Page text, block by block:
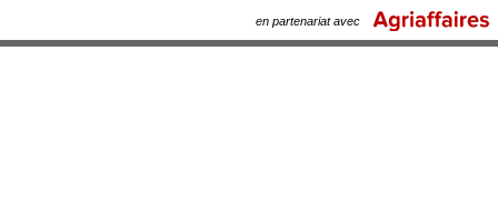
en partenariat avec